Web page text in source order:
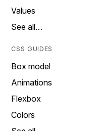
Values
See all…
CSS GUIDES
Box model
Animations
Flexbox
Colors